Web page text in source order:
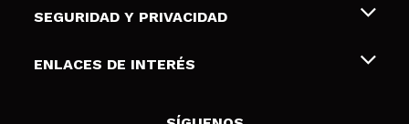
Tarjetas de Regalo
Envíos y devoluciones
Formas de pago
SEGURIDAD Y PRIVACIDAD
Terminos y condiciones de uso
Política de cookies
ENLACES DE INTERÉS